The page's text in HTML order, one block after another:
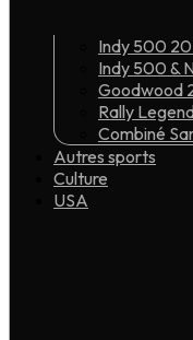
Indy 500
Indy 500 &
Goodwood
Rally
Combiné
Autres sports
Culture
USA